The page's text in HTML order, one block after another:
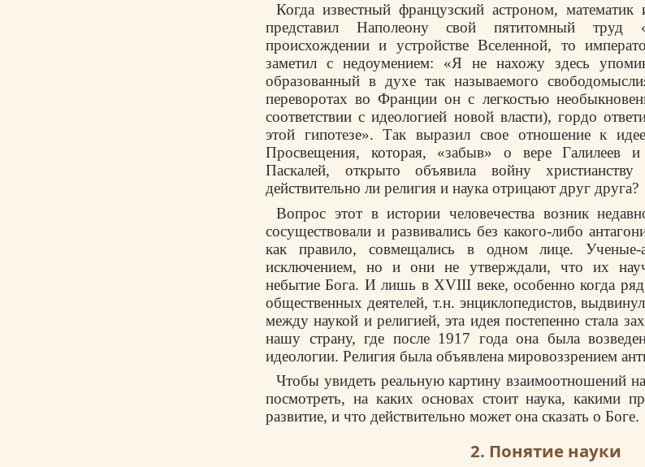
Когда известный французский астроном,
представил Наполеону свой пятитомный труд
происхождении и устройстве Вселенной, то
заметил с недоумением: «Я не нахожу здесь
образованный в духе так называемого
переворотах во Франции он с легкостью
соответствии с идеологией новой власти), гордо
этой гипотезе». Так выразил свое отношение к
Просвещения, которая, «забыв» о вере Галилеев
Паскалей, открыто объявила войну
действительно ли религия и наука отрицают друг друга?
Вопрос этот в истории человечества возник
сосуществовали и развивались без какого-либо
как правило, совмещались в одном лице.
исключением, но и они не утверждали, что их
небытие Бога. И лишь в XVIII веке, особенно когда
общественных деятелей, т.н. энциклопедистов,
между наукой и религией, эта идея постепенно стала
нашу страну, где после 1917 года она была
идеологии. Религия была объявлена мировоззрением
Чтобы увидеть реальную картину взаимоотношений
посмотреть, на каких основах стоит наука, какими
развитие, и что действительно может она сказать о Боге.
2. Понятие науки